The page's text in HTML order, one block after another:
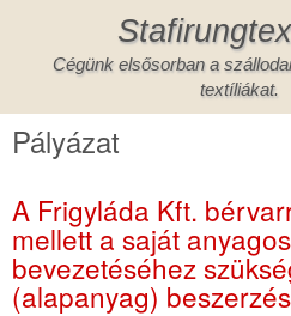
tartalomraCégünk elsősorban a
textíliákat.
Pályázat
A Frigyláda Kft.
mellett a saját
bevezetéséhez
(alapanyag)